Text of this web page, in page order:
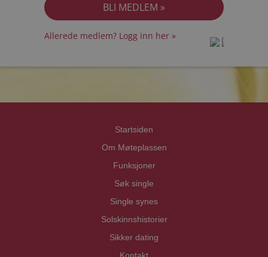
Allerede medlem? Logg inn her »
Startsiden
Om Møteplassen
Funksjoner
Søk single
Single synes
Solskinnshistorier
Sikker dating